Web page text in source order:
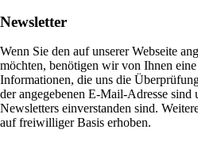
Newsletter
Wenn Sie den auf unserer Webseite
möchten, benötigen wir von Ihnen
Informationen, die uns die
der angegebenen E-Mail-Adresse sind
Newsletters einverstanden sind.
auf freiwilliger Basis erhoben.